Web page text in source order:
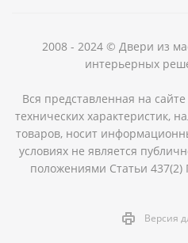
2008 - 2024 © Двери из
интерьерных
Вся представленная на
технических характеристик,
товаров, носит
условиях не является
положениями Статьи 437(2)
Версия